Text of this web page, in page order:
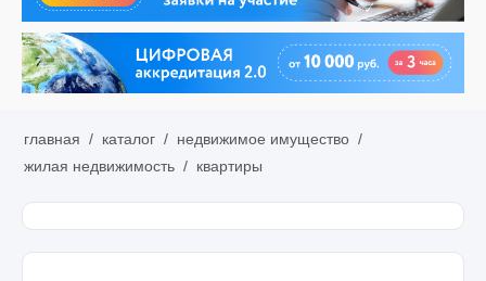
главная / каталог / недвижимое имущество /
жилая недвижимость / квартиры